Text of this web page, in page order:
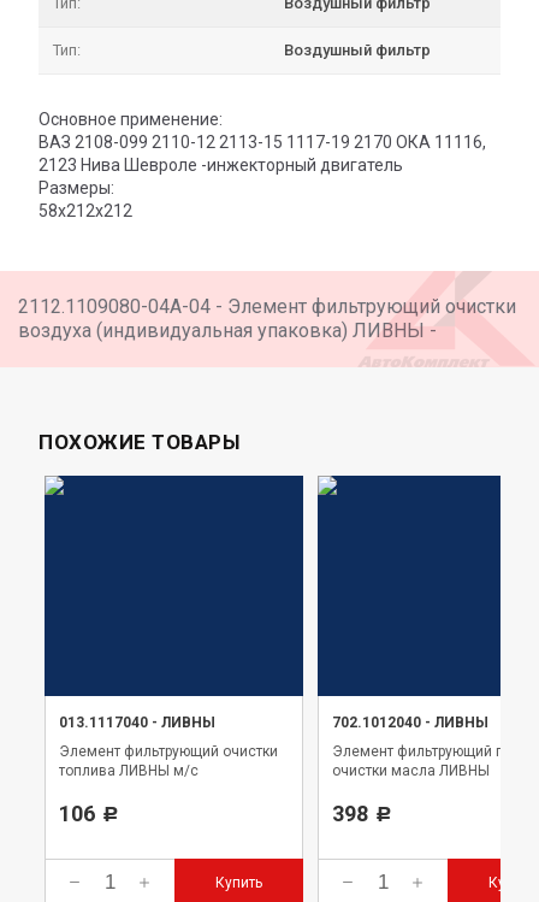
Тип: Воздушный фильтр
Основное применение:
ВАЗ 2108-099 2110-12 2113-15 1117-19 2170 ОКА 11116,
2123 Нива Шевроле -инжекторный двигатель
Размеры:
58х212х212
2112.1109080-04А-04 - Элемент фильтрующий очистки
воздуха (индивидуальная упаковка) ЛИВНЫ -
ПОХОЖИЕ ТОВАРЫ
013.1117040 - ЛИВНЫ
Элемент фильтрующий очистки
топлива ЛИВНЫ м/с
106 Р
Купить
702.1012040 - ЛИВНЫ
Элемент фильтрующий
очистки масла ЛИВНЫ
398 Р
Купить